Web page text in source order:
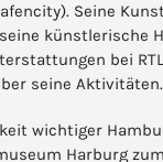
Seine
künstlerische
bei RTL,
seine Aktivitäten.
wichtiger
Harburg